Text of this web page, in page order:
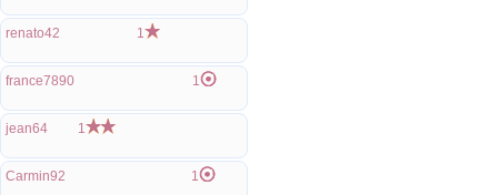
renato42 1
france7890 1
jean64 1
Carmin92 1